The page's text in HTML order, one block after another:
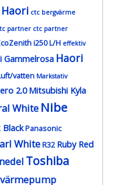
ctc bergvärme
partner ctc partner
i250 L/H effektiv
Gammelrosa Haori
vatten Markstativ
2.0 Mitsubishi Kyla
White Nibe
BlackPanasonic
WhiteR32 Ruby Red
Toshiba